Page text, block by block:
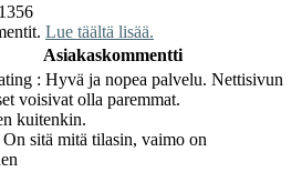
Lue täältä lisää.
Asiakaskommentti
: Hyvä ja nopea palvelu. Nettisivun
voisivat olla paremmat.
kuitenkin.
sitä mitä tilasin, vaimo on